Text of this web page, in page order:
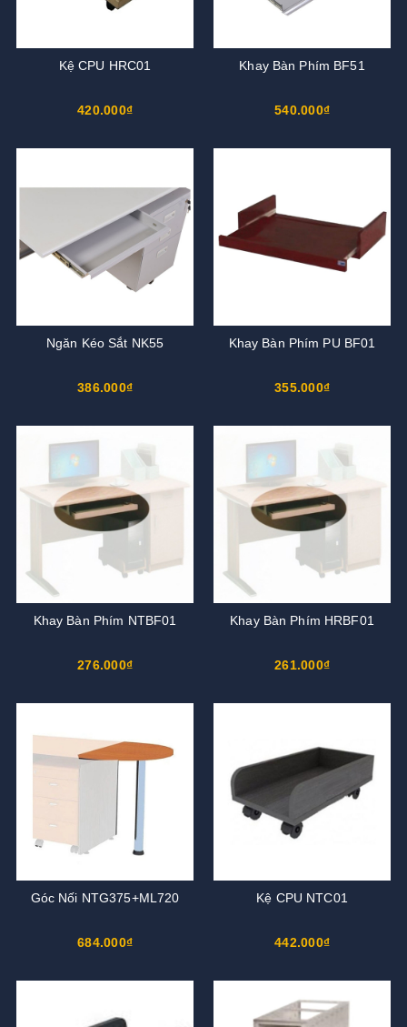
Kệ CPU HRC01
420.000₫
Khay Bàn Phím BF51
540.000₫
Ngăn Kéo Sắt NK55
386.000₫
Khay Bàn Phím PU BF01
355.000₫
Khay Bàn Phím NTBF01
276.000₫
Khay Bàn Phím HRBF01
261.000₫
Góc Nối NTG375+ML720
684.000₫
Kệ CPU NTC01
442.000₫